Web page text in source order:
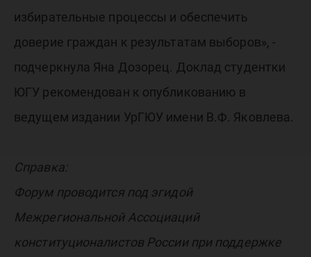
избирательные процессы и обеспечить
доверие граждан к результатам выборов», -
подчеркнула Яна Дозорец. Доклад студентки
ЮГУ рекомендован к опубликованию в
ведущем издании УрГЮУ имени В.Ф. Яковлева.
Справка:
Форум проводится под эгидой
Межрегиональной Ассоциаций
конституционалистов России при поддержке